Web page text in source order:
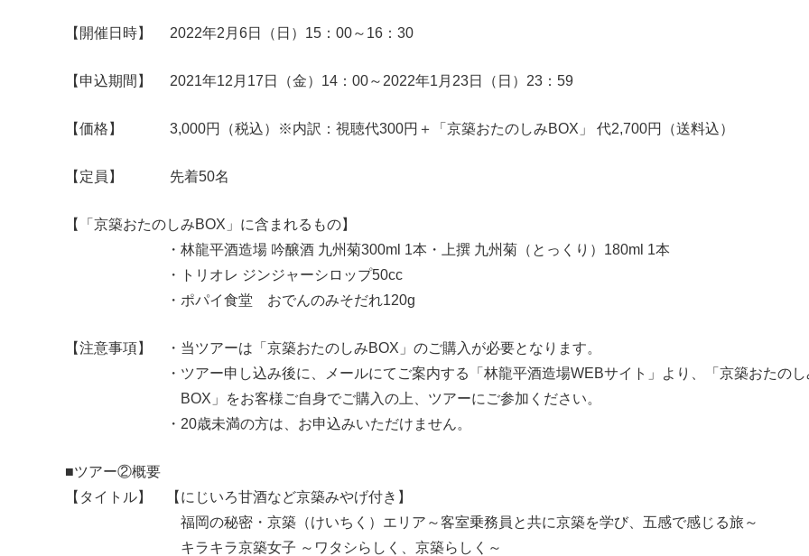
【開催日時】 2022年2月6日（日）15：00～16：30
【申込期間】 2021年12月17日（金）14：00～2022年1月23日（日）23：59
【価格】 3,000円（税込）※内訳：視聴代300円＋「京築おたのしみBOX」 代2,700円（送料込）
【定員】 先着50名
【「京築おたのしみBOX」に含まれるもの】
・林龍平酒造場 吟醸酒 九州菊300ml 1本・上撰 九州菊（とっくり）180ml 1本
・トリオレ ジンジャーシロップ50cc
・ポパイ食堂 おでんのみそだれ120g
【注意事項】 ・当ツアーは「京築おたのしみBOX」のご購入が必要となります。
・ツアー申し込み後に、メールにてご案内する「林龍平酒造場WEBサイト」より、「京築おたのし
BOX」をお客様ご自身でご購入の上、ツアーにご参加ください。
・20歳未満の方は、お申込みいただけません。
■ツアー②概要
【タイトル】 【にじいろ甘酒など京築みやげ付き】
福岡の秘密・京築（けいちく）エリア～客室乗務員と共に京築を学び、五感で感じる旅～
キラキラ京築女子 ～ワタシらしく、京築らしく～